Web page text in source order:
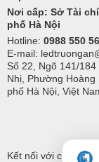
Nơi cấp: Sở Tài
phố Hà Nội
Hotline: 0988 550
E-mail:
Số 22, Ngõ 141/
Nhị, Phường Hoàng
phố Hà Nội, Việt
Kết nối với chúng tôi